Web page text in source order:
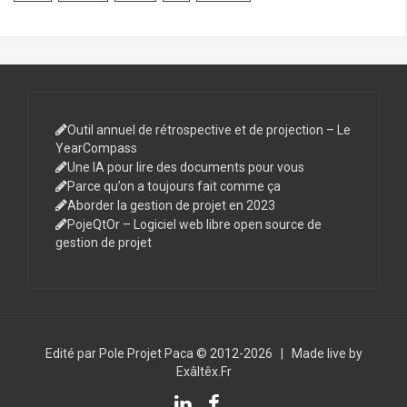
Outil annuel de rétrospective et de projection – Le
YearCompass
Une IA pour lire des documents pour vous
Parce qu’on a toujours fait comme ça
Aborder la gestion de projet en 2023
PojeQtOr – Logiciel web libre open source de
gestion de projet
Edité par Pole Projet Paca © 2012-2026
Made live by
Exâltêx.Fr
LinkedInFacebook